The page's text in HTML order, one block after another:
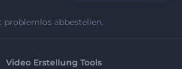
problemlos abbestellen.
Video Erstellung Tools